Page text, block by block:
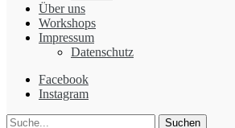
Über uns
Workshops
Impressum
Datenschutz
Facebook
Instagram
Suche